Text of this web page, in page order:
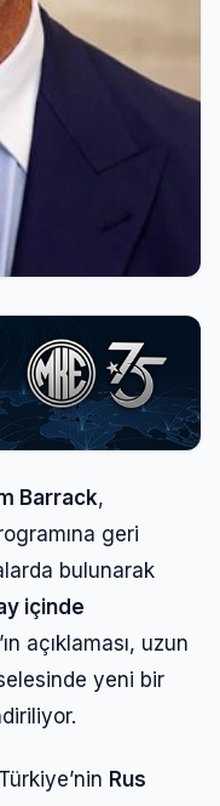
Barrack,
geri
bulunarak
içinde
açıklaması, uzun
yeni bir
Rus